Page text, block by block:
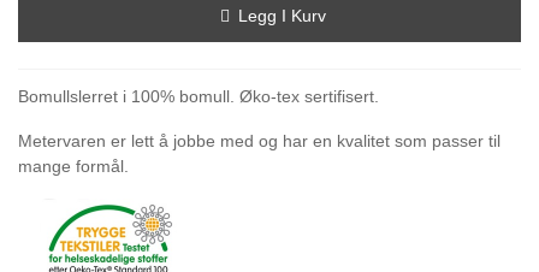
Legg I Kurv
Bomullslerret i 100% bomull. Øko-tex sertifisert.
Metervaren er lett å jobbe med og har en kvalitet som passer til
mange formål.